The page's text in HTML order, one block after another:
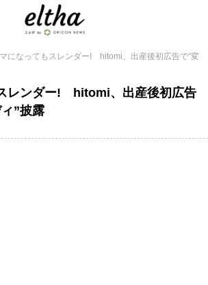
マになってもスレンダー! hitomi、出産後初広告で“変
レンダー! hitomi、出産後初広告
”披露